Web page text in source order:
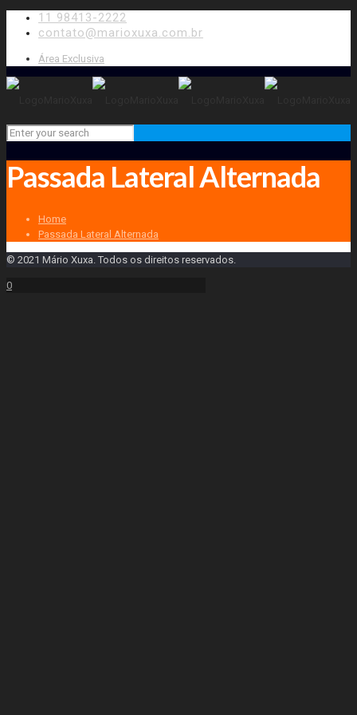
11 98413-2222
contato@marioxuxa.com.br
Área Exclusiva
Passada Lateral Alternada
Home
Passada Lateral Alternada
© 2021 Mário Xuxa. Todos os direitos reservados.
0